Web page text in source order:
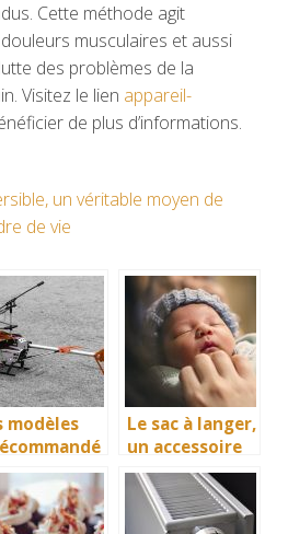
Cette méthode agit
musculaires et aussi
des problèmes de la
Visitez le lien appareil-
de plus d’informations.
un véritable moyen de
de vie
modèles
jamais!
Le sac à langer,
un accessoire
pour votre